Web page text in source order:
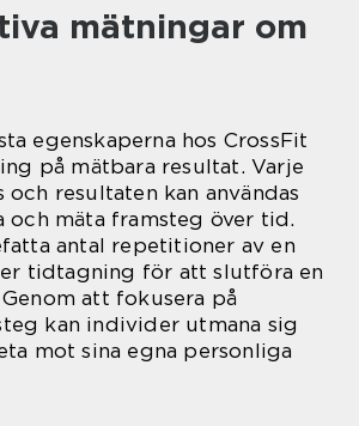
mätningar om
egenskaperna hos CrossFit
på mätbara resultat. Varje
resultaten kan användas
och mäta framsteg över tid.
antal repetitioner av en
tidtagning för att slutföra en
att fokusera på
kan individer utmana sig
mot sina egna personliga